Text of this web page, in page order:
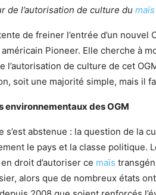
de l’autorisation de culture du maïs
de freiner l’entrée d’un nouvel
Pioneer. Elle cherche à
l’autorisation de culture de cet
soit une majorité simple, mais il
environnementaux des OGM
s’est abstenue : la question de
le pays et la classe politique.
droit d’autoriser ce maïs
alors que de nombreux états